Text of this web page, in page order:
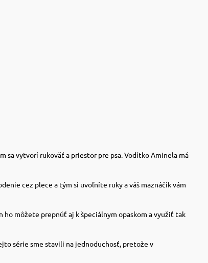
sa vytvorí rukoväť a priestor pre psa. Vodítko Aminela má
cez plece a tým si uvoľníte ruky a váš maznáčik vám
môžete prepnúť aj k špeciálnym opaskom a využiť tak
série sme stavili na jednoduchosť, pretože v